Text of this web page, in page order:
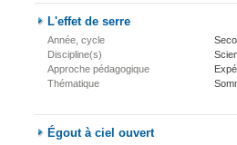
L'effet de serre
Année, cycle
Discipline(s)
Approche pédagogique
Thématique
Égout à ciel ouvert